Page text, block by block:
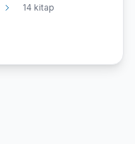
14 kitap